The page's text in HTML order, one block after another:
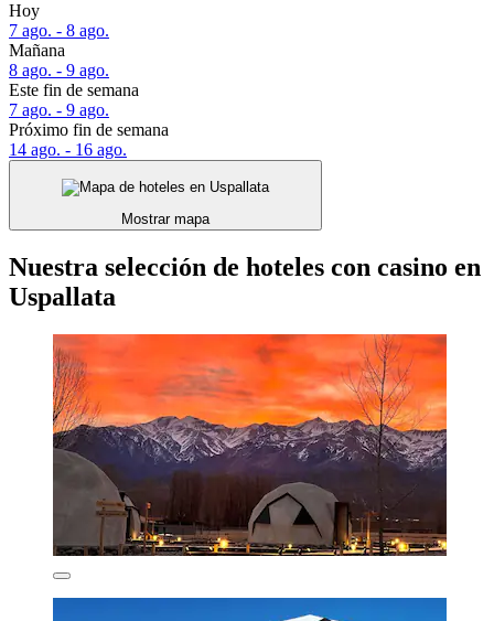
Hoy
7 ago. - 8 ago.
Mañana
8 ago. - 9 ago.
Este fin de semana
7 ago. - 9 ago.
Próximo fin de semana
14 ago. - 16 ago.
Mostrar mapa
Nuestra selección de hoteles con casino en
Uspallata